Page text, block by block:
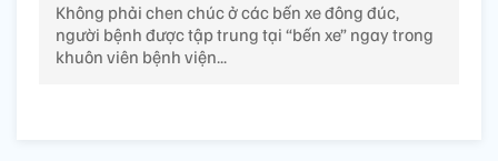
Không phải chen chúc ở các bến xe đông đúc,
người bệnh được tập trung tại “bến xe” ngay trong
khuôn viên bệnh viện...